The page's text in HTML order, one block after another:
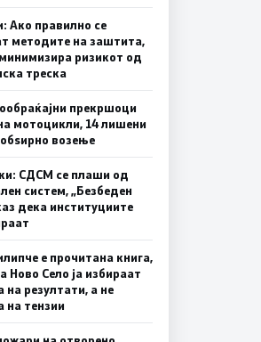
Ако правилно се
методите на заштита,
ризикот од
треска
прекршоци
мотоцикли, 14 лишени
возење
СДСМ се плаши од
систем, „Безбеден
дека институциите
е прочитана книга,
Ново Село ја избираат
на резултати, а не
на тензии